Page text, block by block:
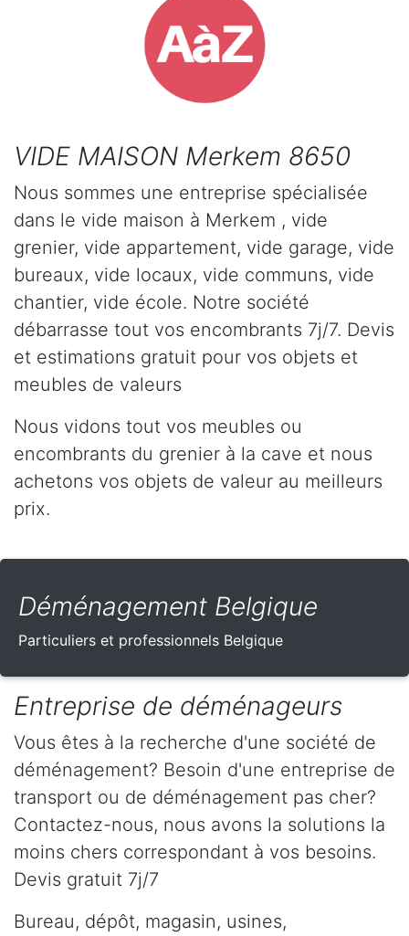
VIDE MAISON Merkem 8650
Nous sommes une entreprise spécialisée
dans le vide maison à Merkem , vide
grenier, vide appartement, vide garage, vide
bureaux, vide locaux, vide communs, vide
chantier, vide école. Notre société
débarrasse tout vos encombrants 7j/7. Devis
et estimations gratuit pour vos objets et
meubles de valeurs
Nous vidons tout vos meubles ou
encombrants du grenier à la cave et nous
achetons vos objets de valeur au meilleurs
prix.
Déménagement Belgique
Particuliers et professionnels Belgique
Entreprise de déménageurs
Vous êtes à la recherche d'une société de
déménagement? Besoin d'une entreprise de
transport ou de déménagement pas cher?
Contactez-nous, nous avons la solutions la
moins chers correspondant à vos besoins.
Devis gratuit 7j/7
Bureau, dépôt, magasin, usines,